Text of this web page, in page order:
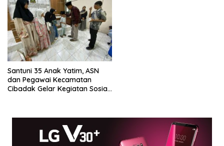
Santuni 35 Anak Yatim, ASN
dan Pegawai Kecamatan
Cibadak Gelar Kegiatan Sosial